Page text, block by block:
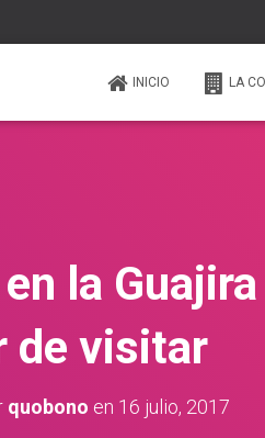
INICIO LA
la
de visitar
quobono en 16 julio, 2017